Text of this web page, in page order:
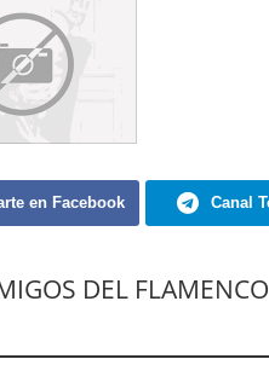
en Facebook Canal
DEL